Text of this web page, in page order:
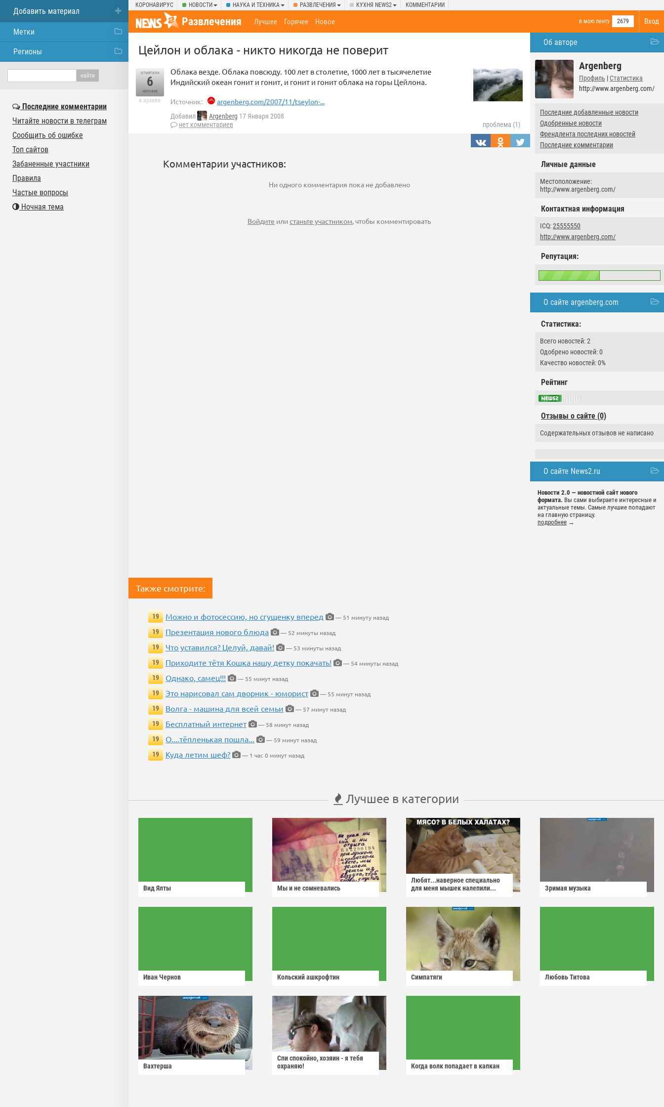
КОРОНАВИРУС НОВОСТИ НАУКА И ТЕХНИКА РАЗВЛЕЧЕНИЯ КУХНЯ NEWS2 КОММЕНТАРИИ
Вход
Развлечения в мою ленту 2679
Лучшее Горячее Новое
Об авторе
Argenberg
Профиль | Статистика
http://www.argenberg.com/
Последние добавленные новости
Одобренные новости
Френдлента последних новостей
Последние комментарии
Личные данные
Местоположение:
http://www.argenberg.com/
Контактная информация
ICQ:25555550
http://www.argenberg.com/
Репутация:
О сайте argenberg.com
Статистика:
Всего новостей: 2
Одобрено новостей: 0
Качество новостей: 0%
Рейтинг
Отзывы о сайте (0)
Содержательных отзывов не написано
О сайте News2.ru
Новости 2.0 — новостной сайт нового
формата. Вы сами выбираете интересные и
актуальные темы. Самые лучшие попадают
на главную страницу.
подробнее →
Цейлон и облака - никто никогда не поверит
отметили
6
человек
в архиве
Облака везде. Облака повсюду. 100 лет в столетие, 1000 лет в тысячелетие
Индийский океан гонит и гонит, и гонит и гонит облака на горы Цейлона.
Источник: argenberg.com/2007/11/tseylon-...
Добавил Argenberg 17 Января 2008
нет комментариев
проблема (1)
Комментарии участников:
Ни одного комментария пока не добавлено
Войдите илистаньте участником, чтобы комментировать
Также смотрите:
19 Можно и фотосессию, но сгущенку вперед
— 51 минуту назад
19
Презентация нового блюда
— 52 минуты назад
19
Что уставился? Целуй, давай!
— 53 минуты назад
19
Приходите тётя Кошка нашу детку покачать!
— 54 минуты назад
19
Однако, самец!!!
— 55 минут назад
19
Это нарисовал сам дворник - юморист
— 55 минут назад
19
Волга - машина для всей семьи
— 57 минут назад
19
Бесплатный интернет
— 58 минут назад
19
О....тёпленькая пошла...
— 59 минут назад
19
Куда летим шеф? — 1 час 0 минут назад
Лучшее в категории
Вид Ялты Мы и не сомневались
Любят...наверное специально
для меня мышек налепили...
Зримая музыка
Иван Чернов Кольский ашкрофтин Симпатяги Любовь Титова
Вахтерша
Спи спокойно, хозяин - я тебя
охраняю!
Когда волк попадает в капкан
Добавить материал
Метки
Регионы
Последние комментарии
Читайте новости в телеграм
Сообщить об ошибке
Топ сайтов
Забаненные участники
Правила
Частые вопросы
Ночная тема